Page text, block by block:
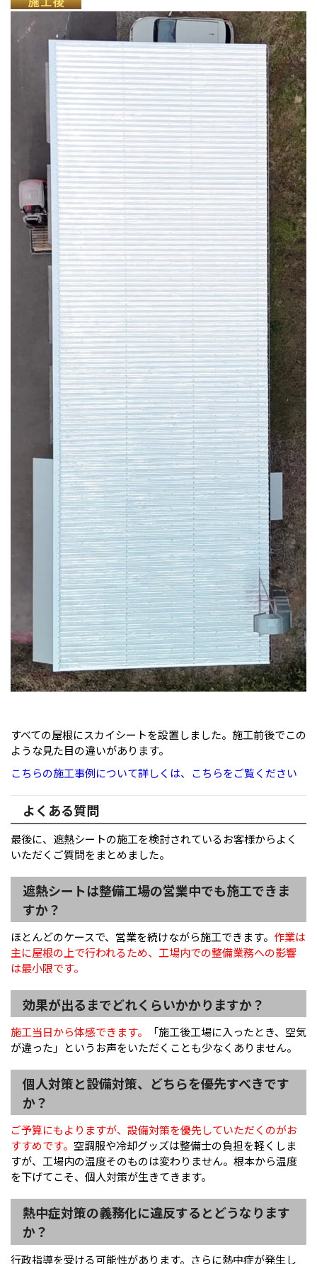
すべての屋根にスカイシートを設置しました。施工前後でこの
ような見た目の違いがあります。
こちらの施工事例について詳しくは、こちらをご覧ください
よくある質問
最後に、遮熱シートの施工を検討されているお客様からよく
いただくご質問をまとめました。
遮熱シートは整備工場の営業中でも施工できま
すか？
ほとんどのケースで、営業を続けながら施工できます。 作業は
主に屋根の上で行われるため、工場内での整備業務への影響
は最小限です。
効果が出るまでどれくらいかかりますか？
施工当日から体感できます。
「施工後工場に入ったとき、空気
が違った」というお声をいただくことも少なくありません。
個人対策と設備対策、どちらを優先すべきです
か？
ご予算にもよりますが、設備対策を優先していただくのがお
すすめです。 空調服や冷却グッズは整備士の負担を軽くしま
すが、工場内の温度そのものは変わりません。根本から温度
を下げてこそ、個人対策が生きてきます。
熱中症対策の義務化に違反するとどうなります
か？
行政指導を受ける可能性があります。さらに熱中症が発生し